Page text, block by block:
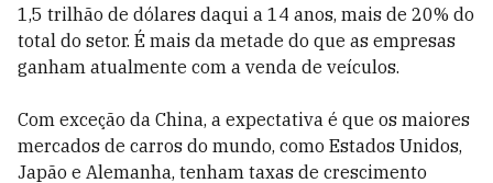
1,5 trilhão de dólares daqui a 14 anos, mais de 20% do
total do setor. É mais da metade do que as empresas
ganham atualmente com a venda de veículos.
Com exceção da China, a expectativa é que os maiores
mercados de carros do mundo, como Estados Unidos,
Japão e Alemanha, tenham taxas de crescimento